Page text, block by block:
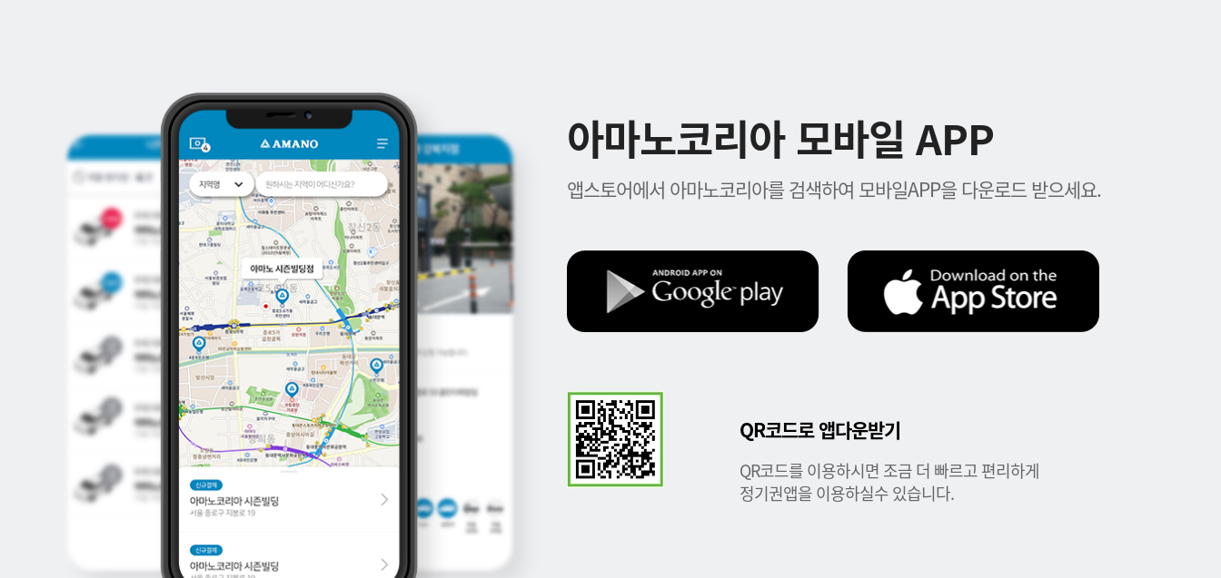
아마노코리아 모바일 APP
앱스토어에서 아마노코리아를 검색하여 모바일APP을 다운로드 받으세요.
QR코드로 앱다운받기
QR코드를 이용하시면 조금 더 빠르고 편리하게
정기권앱을 이용하실수 있습니다.